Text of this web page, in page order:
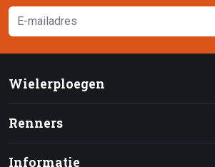
Wielerploegen
Renners
Informatie